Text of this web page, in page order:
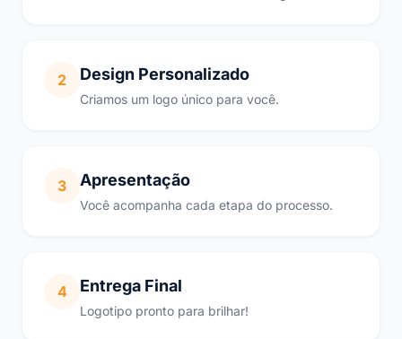
2 Design Personalizado
Criamos um logo único para você.
3 Apresentação
Você acompanha cada etapa do processo.
4 Entrega Final
Logotipo pronto para brilhar!